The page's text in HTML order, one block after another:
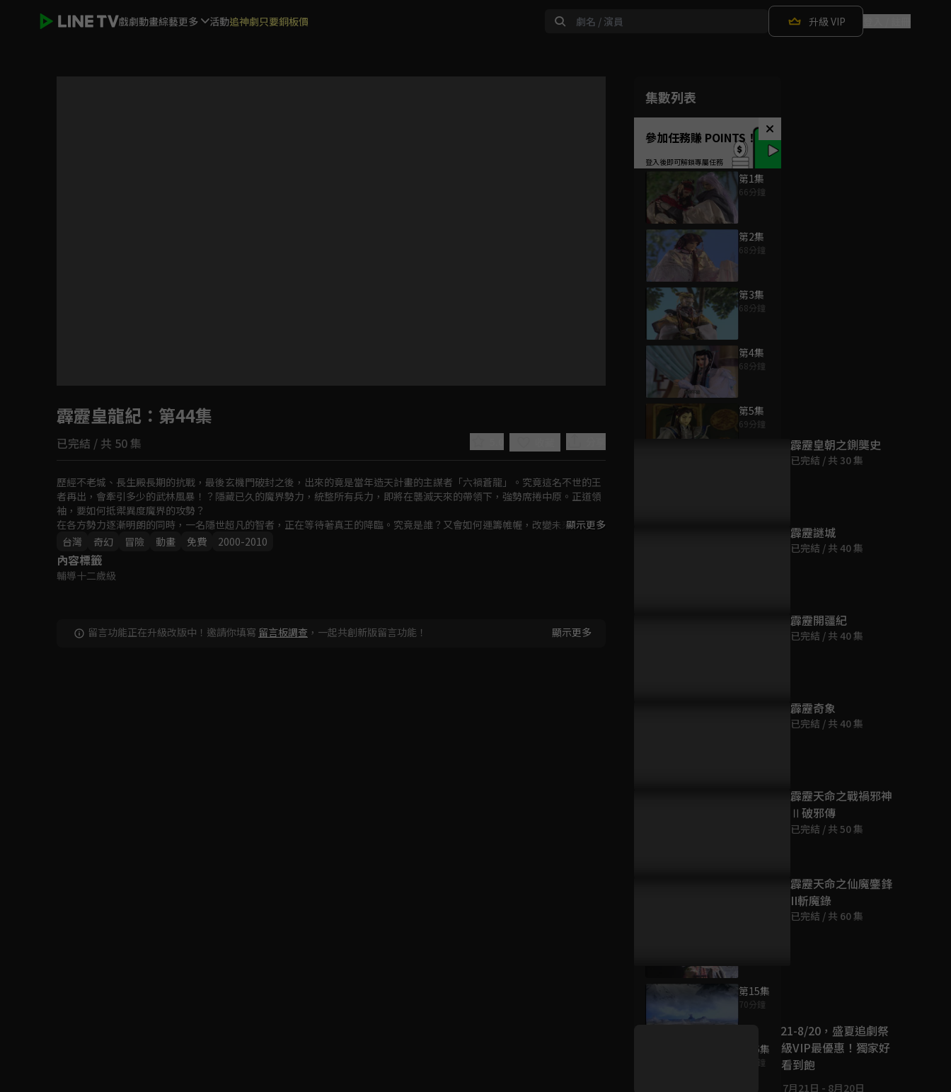
戲劇動畫綜藝更多 活動追神劇只要銅板價 升級 VIP
如有不便請見諒
集數列表
參加任務賺 POINTS！
第1集
66分鐘
第2集
68分鐘
第3集
68分鐘
第4集
68分鐘
第5集
69分鐘
第15集
70分鐘
第16集
67分鐘
霹靂皇龍紀 ：第44集
已完結 / 共 50 集
歷經不老城、長生殿長期的抗戰，最後玄機門破封之後，出來的竟是當年造天計畫的主謀者「六禍蒼龍」。究竟這名不世的王
者再出，會牽引多少的武林風暴！？隱藏已久的魔界勢力，統整所有兵力，即將在襲滅天來的帶領下，強勢席捲中原。正道領
袖，要如何抵禦異度魔界的攻勢？
在各方勢力逐漸明朗的同時，一名隱世超凡的智者，正在等待著真王的降臨。究竟是誰？又會如何運籌帷幄，改變未來的天
機？強者林立的武林，只看誰能一笑定江山！？
顯示更多
台灣
奇幻 冒險 動畫 免費 2000-2010
內容標籤
輔導十二歲級
留言功能正在升級改版中！邀請你填寫 留言板調查 ，一起共創新版留言功能！ 顯示更多
為您推薦
霹靂皇朝之鍘龑史
已完結 / 共 30 集
霹靂謎城
已完結 / 共 40 集
霹靂開疆紀
已完結 / 共 40 集
霹靂奇象
已完結 / 共 40 集
霹靂天命之戰禍邪神
Ⅱ破邪傳
已完結 / 共 50 集
霹靂天命之仙魔鏖鋒
II斬魔錄
已完結 / 共 60 集
好康資訊
7/21-8/20，盛夏追劇祭
升級VIP最優惠！獨家好
戲看到飽
7月21日 - 8月20日